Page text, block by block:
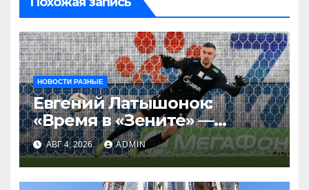
НОВОСТИ РАЗНЫЕ
Евгений Латышонок:
«Время в «Зените» —
отличный опыт, я
благодарен
Санкт‑Петербургу»
АВГ 4, 2026 ADMIN